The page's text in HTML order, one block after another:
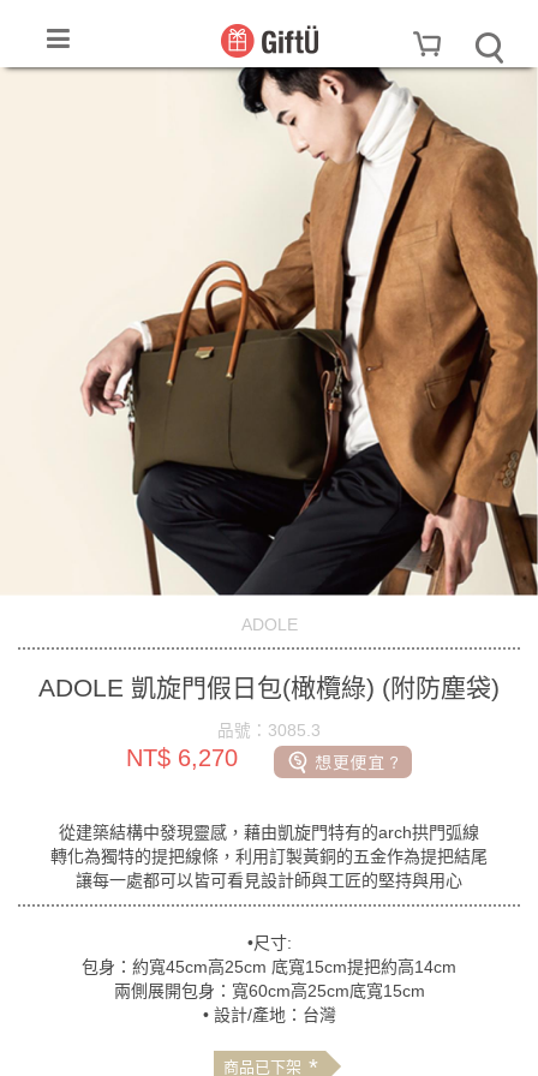
ADOLE
ADOLE 凱旋門假日包(橄欖綠) (附防塵袋)
品號：3085.3
NT$ 6,270
從建築結構中發現靈感，藉由凱旋門特有的arch拱門弧線
轉化為獨特的提把線條，利用訂製黃銅的五金作為提把結尾
讓每一處都可以皆可看見設計師與工匠的堅持與用心
•尺寸:
包身：約寬45cm高25cm 底寬15cm提把約高14cm
兩側展開包身：寬60cm高25cm底寬15cm
• 設計/產地：台灣
商品已下架 *